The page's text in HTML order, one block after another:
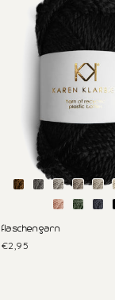
flaschengarn
€2,95